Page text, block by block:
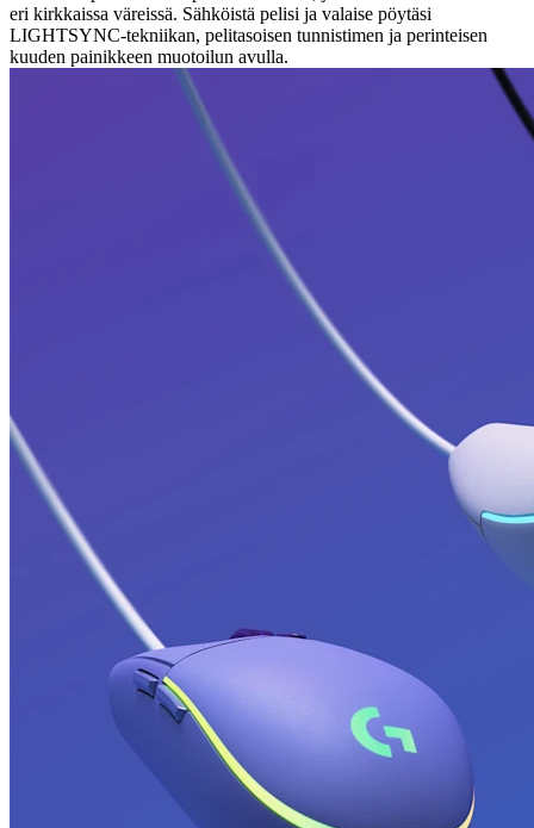
eri kirkkaissa väreissä. Sähköistä pelisi ja valaise pöytäsi
LIGHTSYNC-tekniikan, pelitasoisen tunnistimen ja perinteisen
kuuden painikkeen muotoilun avulla.